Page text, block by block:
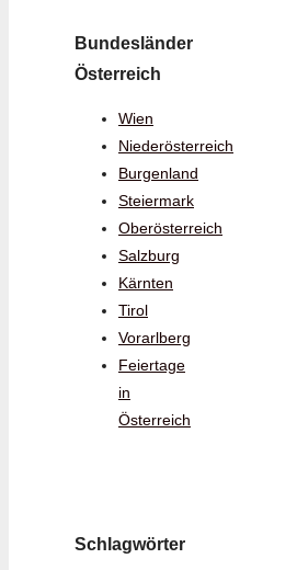
Bundesländer
Österreich
Wien
Niederösterreich
Burgenland
Steiermark
Oberösterreich
Salzburg
Kärnten
Tirol
Vorarlberg
Feiertage
in
Österreich
Schlagwörter